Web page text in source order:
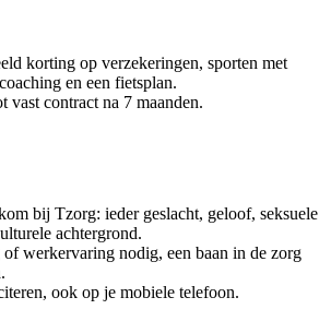
korting op verzekeringen, sporten met
en een fietsplan.
vast contract na 7 maanden.
bij Tzorg: ieder geslacht, geloof, seksuele
achtergrond.
werkervaring nodig, een baan in de zorg
ook op je mobiele telefoon.